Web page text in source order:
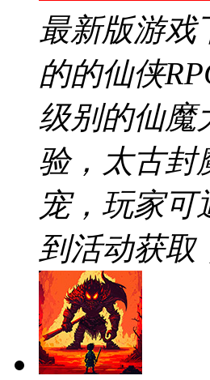
最新版游戏
的的仙侠
级别的仙魔
验，太古封
宠，玩家
到活动获取